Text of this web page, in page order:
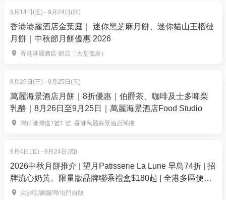
逢星期六／日：早上 10:30 - 下午 1:00
所需時間：2.5 小時，包括來回船程
每人一套
已包入場劵、HKD$30來回船、珍珠故事、開蚌(保證
可選擇乙粒珍珠）首飾配件乙份 (包含純銀配件)
現場設有小食亭 (只限現金）
工作坊位於西貢麻南笏的著名釣魚場。工作坊可以容
訂單確認後，不設修改及退款，如需更多協助，請電
郵到 01space@hk01.com。
6. 如何賺取及使用 01 積分？
再賺，賺完再買、再食、再玩！
8月14日(五) - 9月24日(四)
香港港麗酒店金葉庭｜ 迷你黑芝麻月餅、迷你貓山王榴槤
月餅｜中秋節月餅優惠 2026
香港港麗酒店-餅店（大堂低座）
8月26日(三) - 9月25日(五)
萬麗海景酒店月餅｜8折優惠｜伯爵茶、咖啡及士多啤梨
乳酪｜8月26日至9月25日｜萬麗海景酒店Food Studio
灣仔港灣道1號1 號, 香港萬麗海景酒店閣樓
9月4日(五) - 9月24日(四)
2026中秋月餅推介 | 望月Patisserie La Lune 早鳥74折 | 招
牌流心奶黃、限量版品牌聯乘禮盒$180起 | 全港多區便利
換領尖沙咀/銅鑼灣/屯門自取